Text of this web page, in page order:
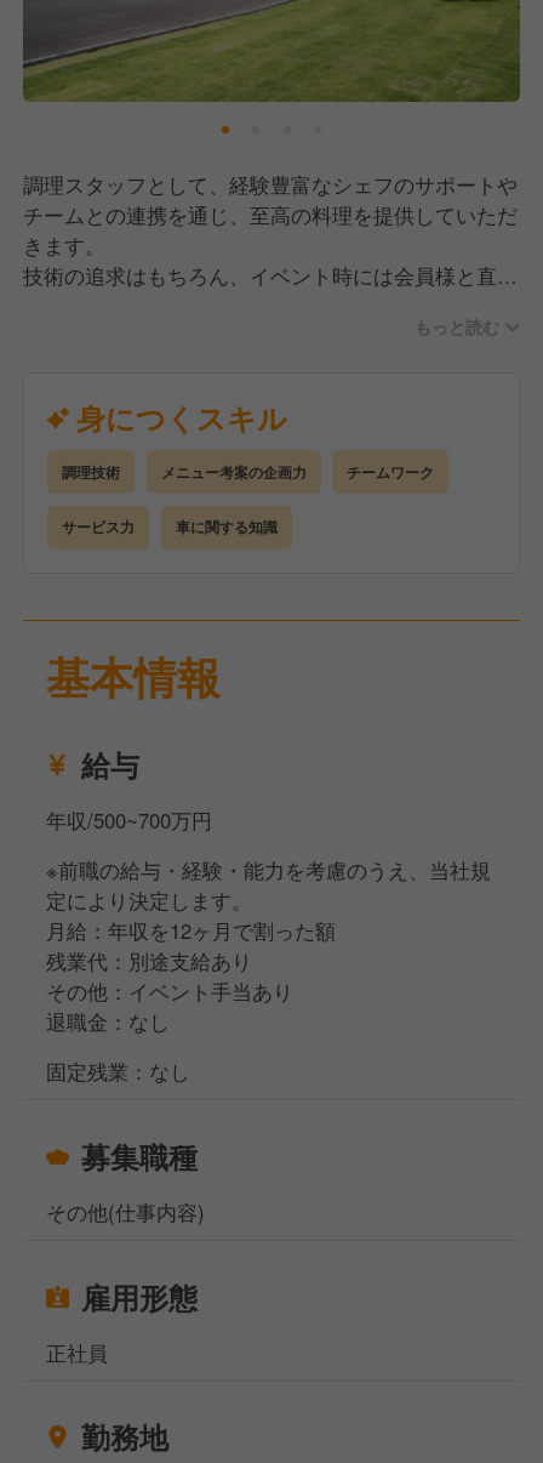
調理スタッフとして、経験豊富なシェフのサポートや
チームとの連携を通じ、至高の料理を提供していただ
きます。
技術の追求はもちろん、イベント時には会員様と直接
ピタリティが求められる環境です。多様な職種のプロ
る。そんな「食のプロフェッショナル」として、技術
と心の両面を磨き続けたい方に最適です。
もっと読む
身につくスキル
調理技術 メニュー考案の企画力 チームワーク
サービス力 車に関する知識
基本情報
給与
年収/500~700万円
※前職の給与・経験・能力を考慮のうえ、当社規
定により決定します。
月給：年収を12ヶ月で割った額
残業代：別途支給あり
その他：イベント手当あり
退職金：なし
固定残業：なし
募集職種
その他(仕事内容)
雇用形態
正社員
勤務地